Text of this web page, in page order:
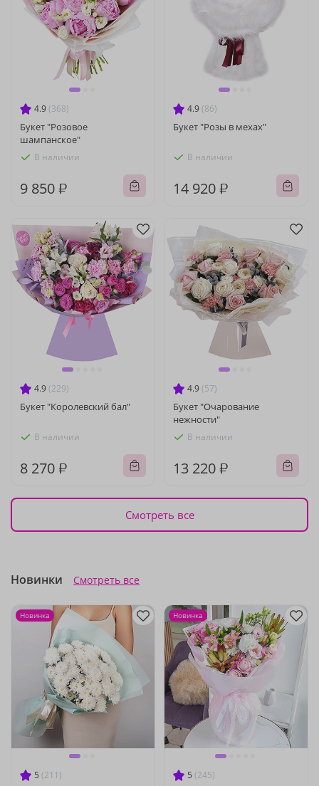
4.9 (368)
Букет "Розовое
шампанское"
В наличии
9 850 ₽
4.9 (86)
Букет "Розы в мехах"
В наличии
14 920 ₽
4.9 (229)
Букет "Королевский бал"
В наличии
8 270 ₽
4.9 (57)
Букет "Очарование
нежности"
В наличии
13 220 ₽
Смотреть все
Новинки Смотреть все
5 (211)
Новинка
5 (245)
Новинка